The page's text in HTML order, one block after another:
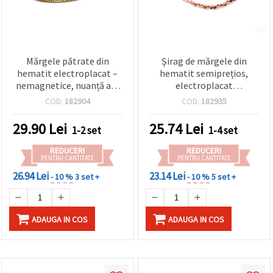
Mărgele pătrate din
hematit electroplacat –
nemagnetice, nuanță aur
vechi, model cruce, 8x8x4
~50 bucăți – pietre
semiprețioase pentru
bijuterii handmade DIY și
materiale craft
COD: 182904
29.90 Lei 1-2 set
REDUCERI
PENTRU CANTITATE
26.94 Lei- 10 %3 set +
ADAUGA IN COS
Șirag de mărgele din
hematit semiprețios,
electroplacat
nemagnetic, culoare aur
gaură: 0,7 mm ~ 125 buc
COD: 182935
25.74Lei 1-4 set
REDUCERI
PENTRU CANTITATE
23.14 Lei- 10 %5 set +
ADAUGA IN COS